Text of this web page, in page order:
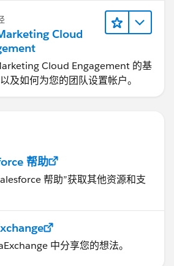
Cloud
Cloud Engagement 的基
及如何为您的团队设置帐户。
帮助
帮助”获取其他资源和支
中分享您的想法。